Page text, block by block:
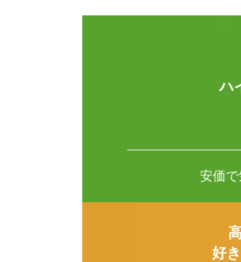
ハ
安価
好